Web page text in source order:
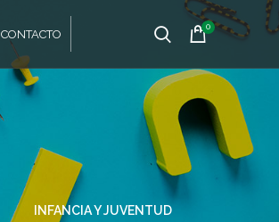
CONTACTO
0
INFANCIA Y JUVENTUD